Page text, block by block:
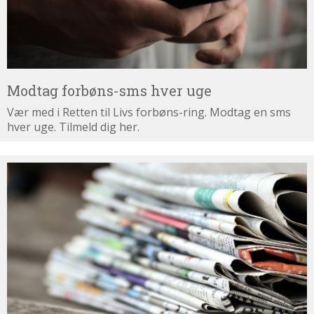
Modtag forbøns-sms hver uge
Vær med i Retten til Livs forbøns-ring. Modtag en sms
hver uge. Tilmeld dig her.
Tilmeld
dig
nyhedsbrevet